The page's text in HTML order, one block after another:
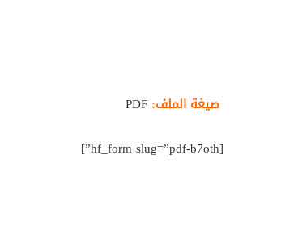
صيغة الملف:
[hf_form slug=”pdf-b7oth”]